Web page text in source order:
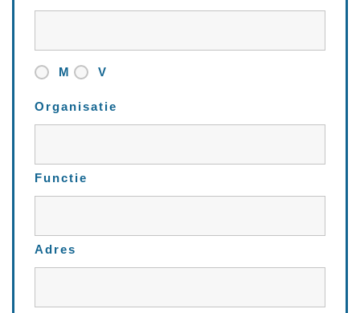
M V
Organisatie
Functie
Adres